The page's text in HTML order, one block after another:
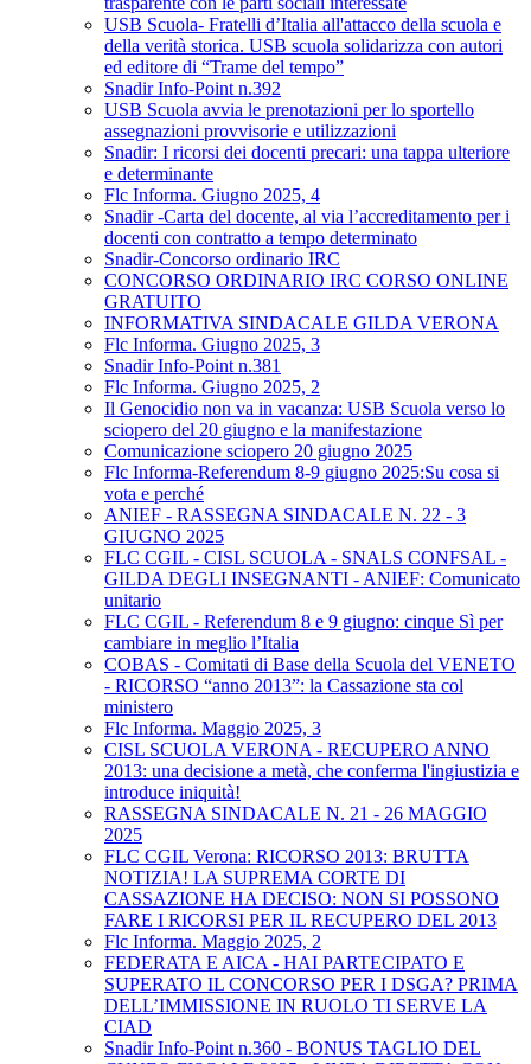
USB Scuola- Fratelli d’Italia all'attacco della scuola e
della verità storica. USB scuola solidarizza con autori
ed editore di “Trame del tempo”
Snadir Info-Point n.392
USB Scuola avvia le prenotazioni per lo sportello
assegnazioni provvisorie e utilizzazioni
Snadir: I ricorsi dei docenti precari: una tappa ulteriore
e determinante
Flc Informa. Giugno 2025, 4
Snadir -Carta del docente, al via l’accreditamento per i
docenti con contratto a tempo determinato
Snadir-Concorso ordinario IRC
CONCORSO ORDINARIO IRC CORSO ONLINE
GRATUITO
INFORMATIVA SINDACALE GILDA VERONA
Flc Informa. Giugno 2025, 3
Snadir Info-Point n.381
Flc Informa. Giugno 2025, 2
Il Genocidio non va in vacanza: USB Scuola verso lo
sciopero del 20 giugno e la manifestazione
Comunicazione sciopero 20 giugno 2025
Flc Informa-Referendum 8-9 giugno 2025:Su cosa si
vota e perché
ANIEF - RASSEGNA SINDACALE N. 22 - 3
GIUGNO 2025
FLC CGIL - CISL SCUOLA - SNALS CONFSAL -
GILDA DEGLI INSEGNANTI - ANIEF: Comunicato
unitario
FLC CGIL - Referendum 8 e 9 giugno: cinque Sì per
cambiare in meglio l’Italia
COBAS - Comitati di Base della Scuola del VENETO
- RICORSO “anno 2013”: la Cassazione sta col
ministero
Flc Informa. Maggio 2025, 3
CISL SCUOLA VERONA - RECUPERO ANNO
2013: una decisione a metà, che conferma l'ingiustizia e
introduce iniquità!
RASSEGNA SINDACALE N. 21 - 26 MAGGIO
2025
FLC CGIL Verona: RICORSO 2013: BRUTTA
NOTIZIA! LA SUPREMA CORTE DI
CASSAZIONE HA DECISO: NON SI POSSONO
FARE I RICORSI PER IL RECUPERO DEL 2013
Flc Informa. Maggio 2025, 2
FEDERATA E AICA - HAI PARTECIPATO E
SUPERATO IL CONCORSO PER I DSGA? PRIMA
DELL’IMMISSIONE IN RUOLO TI SERVE LA
CIAD
Snadir Info-Point n.360 - BONUS TAGLIO DEL